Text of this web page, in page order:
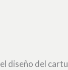
diseño del